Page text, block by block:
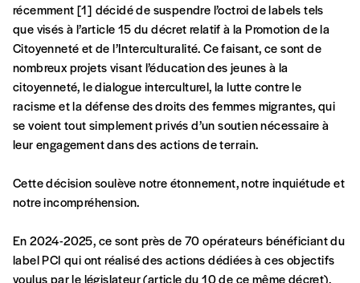
CONNEXION
Mot de passe oublié?
Créer un
A partir de 2021,Imag, le magazine de
l’interculturel,vous est proposé àPRIX LIBRE .
Le prix libre est un mode de fixation du prix
par l’acheteur d’un bien ou d’un service, qui
peut être une manière pour lui de payer le prix
qu’il estime juste. Dans l’objectif de rendre nos
activités et publications accessibles, et
d’affirmer notre attachement aux valeurs de
vous-mêmes le coût de notre publication.
Cette valeur peut donc être inférieure, égale
manière, vous soutenez le travail de l’équipe
de rédaction selon vos moyens et vos
récemment [1] décidé de suspendre l’octroi de labels tels
que visés à l’article 15 du décret relatif à la Promotion de la
Citoyenneté et de l’Interculturalité. Ce faisant, ce sont de
nombreux projets visant l’éducation des jeunes à la
citoyenneté, le dialogue interculturel, la lutte contre le
racisme et la défense des droits des femmes migrantes, qui
se voient tout simplement privés d’un soutien nécessaire à
leur engagement dans des actions de terrain.
Cette décision soulève notre étonnement, notre inquiétude et
notre incompréhension.
En 2024-2025, ce sont près de 70 opérateurs bénéficiant du
label PCI qui ont réalisé des actions dédiées à ces objectifs
voulus par le législateur (article du 10 de ce même décret).